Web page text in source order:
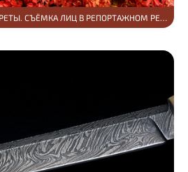
НЕПОСТАНОВОЧНЫЕ ПОРТРЕТЫ. СЪЁМКА ЛИЦ В РЕПОРТАЖНОМ РЕЖИМЕ.